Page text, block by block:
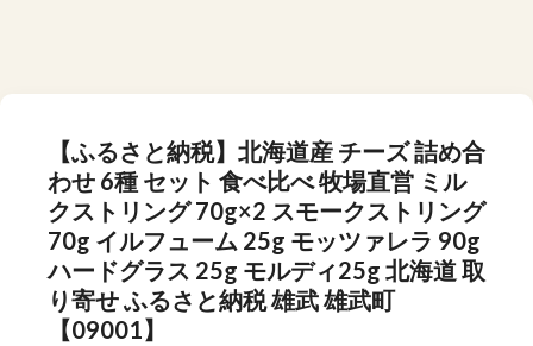
【ふるさと納税】北海道産 チーズ 詰め合
わせ 6種 セット 食べ比べ 牧場直営 ミル
クストリング 70g×2 スモークストリング
70g イルフューム 25g モッツァレラ 90g
ハードグラス 25g モルディ25g 北海道 取
り寄せ ふるさと納税 雄武 雄武町
【09001】